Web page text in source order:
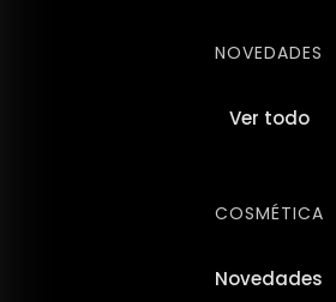
NOVEDADES
Ver todo
COSMÉTICA
Novedades